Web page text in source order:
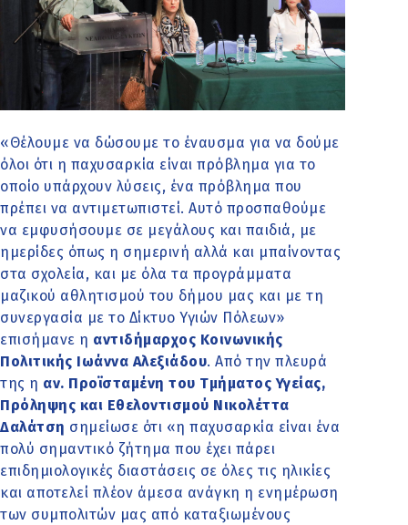
«Θέλουμε να δώσουμε το έναυσμα για να δούμε
όλοι ότι η παχυσαρκία είναι πρόβλημα για το
οποίο υπάρχουν λύσεις, ένα πρόβλημα που
πρέπει να αντιμετωπιστεί. Αυτό προσπαθούμε
να εμφυσήσουμε σε μεγάλους και παιδιά, με
ημερίδες όπως η σημερινή αλλά και μπαίνοντας
στα σχολεία, και με όλα τα προγράμματα
μαζικού αθλητισμού του δήμου μας και με τη
συνεργασία με το Δίκτυο Υγιών Πόλεων»
επισήμανε η αντιδήμαρχος Κοινωνικής
Πολιτικής Ιωάννα Αλεξιάδου. Από την πλευρά
της η αν. Προϊσταμένη του Τμήματος Υγείας,
Πρόληψης και Εθελοντισμού Νικολέττα
Δαλάτση σημείωσε ότι «η παχυσαρκία είναι ένα
πολύ σημαντικό ζήτημα που έχει πάρει
επιδημιολογικές διαστάσεις σε όλες τις ηλικίες
και αποτελεί πλέον άμεσα ανάγκη η ενημέρωση
των συμπολιτών μας από καταξιωμένους